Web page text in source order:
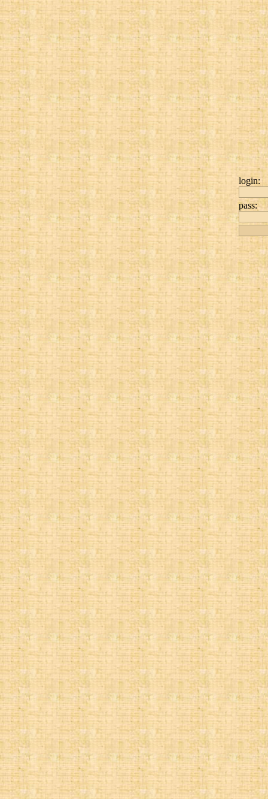
login:
pass: